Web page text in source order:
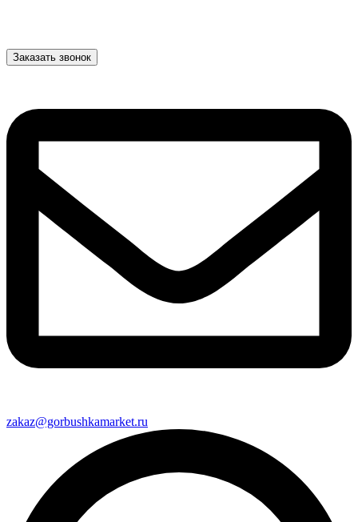
Заказать звонок
zakaz@gorbushkamarket.ru